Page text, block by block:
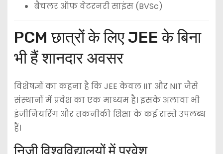
बैचलर ऑफ वेटरनरी साइंस (BVSc)
PCM छात्रों के लिए JEE के बिना
भी हैं शानदार अवसर
विशेषज्ञों का कहना है कि JEE केवल IIT और NIT जैसे
संस्थानों में प्रवेश का एक माध्यम है। इसके अलावा भी
इंजीनियरिंग और तकनीकी शिक्षा के कई रास्ते उपलब्ध
हैं।
निजी विश्वविद्यालयों में प्रवेश